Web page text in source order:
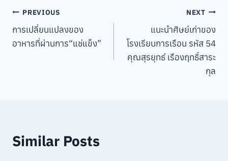
Post
navigation
PREVIOUS
การเปลี่ยนแปลงของ
อาหารที่ผ่านการ“แช่แข็ง”
NEXT
แนะนำศิษย์เก่าของ
โรงเรียนการเรือน รหัส 54
คุณสุรยุทธ์ เรืองฤทธิ์สาระ
กุล
Similar Posts